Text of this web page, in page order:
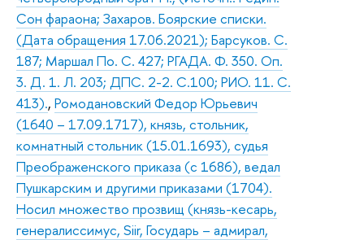
Сон фараона; Захаров. Боярские списки.
(Дата обращения 17.06.2021); Барсуков. С.
187; Маршал По. С. 427; РГАДА. Ф. 350. Оп.
3. Д. 1. Л. 203; ДПС. 2-2. С.100; РИО. 11. С.
413)., Ромодановский Федор Юрьевич
(1640 – 17.09.1717), князь, стольник,
комнатный стольник (15.01.1693), судья
Преображенского приказа (с 1686), ведал
Пушкарским и другими приказами (1704).
Носил множество прозвищ (князь-кесарь,
генералиссимус, Siir, Государь – адмирал,